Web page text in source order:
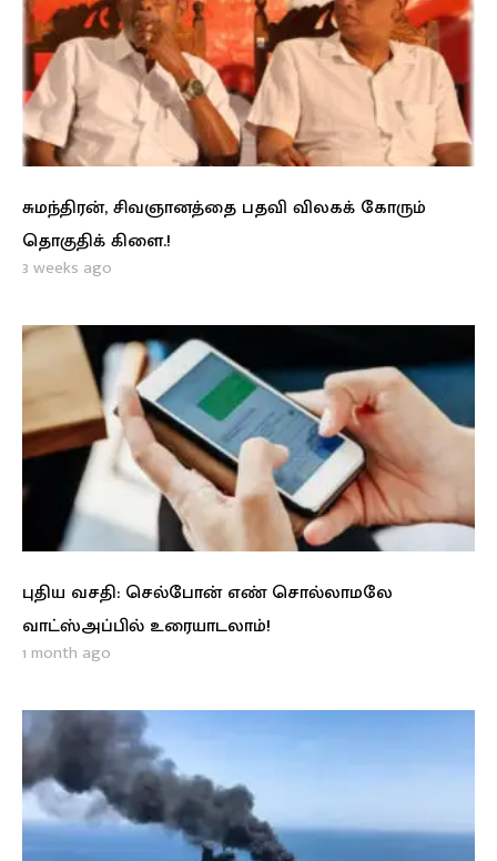
சுமந்திரன், சிவஞானத்தை பதவி விலகக் கோரும்
தொகுதிக் கிளை.!
3 weeks ago
புதிய வசதி: செல்போன் எண் சொல்லாமலே
வாட்ஸ்அப்பில் உரையாடலாம்!
1 month ago